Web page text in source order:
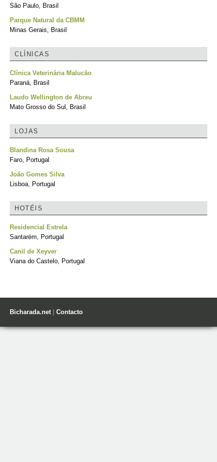
São Paulo, Brasil
Parque Natural da CBMM
Minas Gerais, Brasil
CLÍNICAS
Clínica Veterinária Malucão
Paraná, Brasil
Laudo Wellington de Abreu
Mato Grosso do Sul, Brasil
LOJAS
Blandina Rosa Sousa
Faro, Portugal
João Gomes Silva
Lisboa, Portugal
HOTÉIS
Residencial Estrela
Santarém, Portugal
Canil de Xeyver
Viana do Castelo, Portugal
Bicharada.net| Contacto